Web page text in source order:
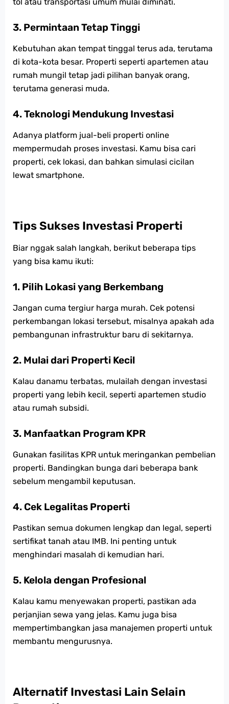
3. Permintaan Tetap Tinggi
Kebutuhan akan tempat tinggal terus ada, terutama
di kota-kota besar. Properti seperti apartemen atau
rumah mungil tetap jadi pilihan banyak orang,
terutama generasi muda.
4. Teknologi Mendukung Investasi
Adanya platform jual-beli properti online
mempermudah proses investasi. Kamu bisa cari
properti, cek lokasi, dan bahkan simulasi cicilan
lewat smartphone.
Tips Sukses Investasi Properti
Biar nggak salah langkah, berikut beberapa tips
yang bisa kamu ikuti:
1. Pilih Lokasi yang Berkembang
Jangan cuma tergiur harga murah. Cek potensi
perkembangan lokasi tersebut, misalnya apakah ada
pembangunan infrastruktur baru di sekitarnya.
2. Mulai dari Properti Kecil
Kalau danamu terbatas, mulailah dengan investasi
properti yang lebih kecil, seperti apartemen studio
atau rumah subsidi.
3. Manfaatkan Program KPR
Gunakan fasilitas KPR untuk meringankan pembelian
properti. Bandingkan bunga dari beberapa bank
sebelum mengambil keputusan.
4. Cek Legalitas Properti
Pastikan semua dokumen lengkap dan legal, seperti
sertifikat tanah atau IMB. Ini penting untuk
menghindari masalah di kemudian hari.
5. Kelola dengan Profesional
Kalau kamu menyewakan properti, pastikan ada
perjanjian sewa yang jelas. Kamu juga bisa
mempertimbangkan jasa manajemen properti untuk
membantu mengurusnya.
Alternatif Investasi Lain Selain